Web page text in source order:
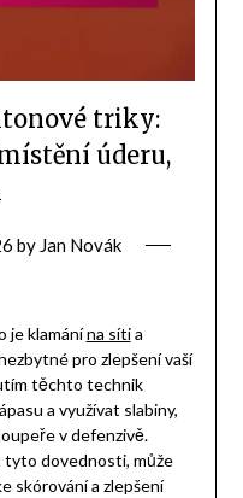
triky:
úderu,
by Jan Novák
je klamánína sítia
pro zlepšení vaší
těchto technik
a využívat slabiny,
v defenzivě.
tyto dovednosti, může
skórování a zlepšení